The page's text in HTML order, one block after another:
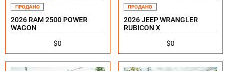
ПРОДАНО
2026 RAM 2500 POWER
WAGON
$0
ПРОДАНО
2026 JEEP WRANGLER
RUBICON X
$0